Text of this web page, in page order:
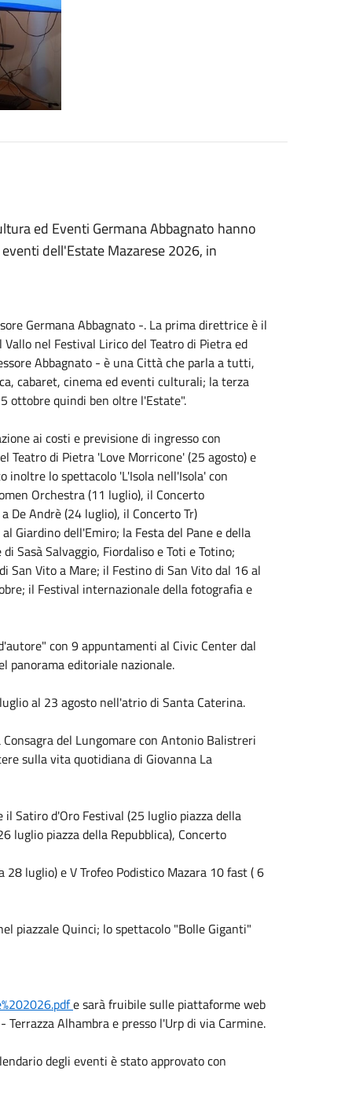
ed Eventi Germana Abbagnato hanno
dell'Estate Mazarese 2026, in
Germana Abbagnato -. La prima direttrice è il
nel Festival Lirico del Teatro di Pietra ed
Abbagnato - è una Città che parla a tutti,
cabaret, cinema ed eventi culturali; la terza
ottobre quindi ben oltre l'Estate".
ai costi e previsione di ingresso con
Teatro di Pietra 'Love Morricone' (25 agosto) e
inoltre lo spettacolo 'L'Isola nell'Isola' con
Orchestra (11 luglio), il Concerto
De Andrè (24 luglio), il Concerto Tr)
Giardino dell'Emiro; la Festa del Pane e della
Sasà Salvaggio, Fiordaliso e Toti e Totino;
San Vito a Mare; il Festino di San Vito dal 16 al
il Festival internazionale della fotografia e
con 9 appuntamenti al Civic Center dal
panorama editoriale nazionale.
al 23 agosto nell'atrio di Santa Caterina.
del Lungomare con Antonio Balistreri
sulla vita quotidiana di Giovanna La
Satiro d'Oro Festival (25 luglio piazza della
luglio piazza della Repubblica), Concerto
luglio) e V Trofeo Podistico Mazara 10 fast ( 6
piazzale Quinci; lo spettacolo "Bolle Giganti"
e sarà fruibile sulle piattaforme web
Alhambra e presso l'Urp di via Carmine.
degli eventi è stato approvato con